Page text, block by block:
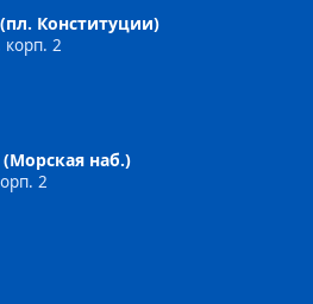
Конституции)
корп. 2
наб.)
2